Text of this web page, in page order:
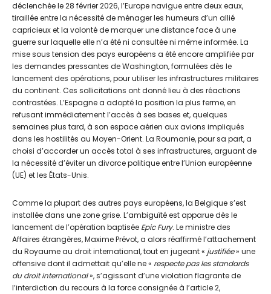
déclenchée le 28 février 2026, l’Europe navigue entre deux eaux,
tiraillée entre la nécessité de ménager les humeurs d’un allié
capricieux et la volonté de marquer une distance face à une
guerre sur laquelle elle n’a été ni consultée ni même informée. La
mise sous tension des pays européens a été encore amplifiée par
les demandes pressantes de Washington, formulées dès le
lancement des opérations, pour utiliser les infrastructures militaires
du continent. Ces sollicitations ont donné lieu à des réactions
contrastées. L’Espagne a adopté la position la plus ferme, en
refusant immédiatement l’accès à ses bases et, quelques
semaines plus tard, à son espace aérien aux avions impliqués
dans les hostilités au Moyen-Orient. La Roumanie, pour sa part, a
choisi d’accorder un accès total à ses infrastructures, arguant de
la nécessité d’éviter un divorce politique entre l’Union européenne
(UE) et les États-Unis.
Comme la plupart des autres pays européens, la Belgique s’est
installée dans une zone grise. L’ambiguïté est apparue dès le
lancement de l’opération baptisée Epic Fury. Le ministre des
Affaires étrangères, Maxime Prévot, a alors réaffirmé l’attachement
du Royaume au droit international, tout en jugeant « justifiée» une
offensive dont il admettait qu’elle ne « respecte pas les standards
du droit international», s’agissant d’une violation flagrante de
l’interdiction du recours à la force consignée à l’article 2,